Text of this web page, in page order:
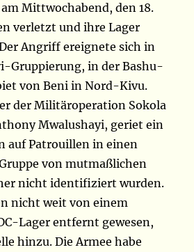
Mittwochabend, den 18.
verletzt und ihre Lager
Angriff ereignete sich in
Gruppierung, in der Bashu-
von Beni in Nord-Kivu.
der Militäroperation Sokola
Mwalushayi, geriet ein
auf Patrouillen in einen
von mutmaßlichen
nicht identifiziert wurden.
nicht weit von einem
Lager entfernt gewesen,
hinzu. Die Armee habe